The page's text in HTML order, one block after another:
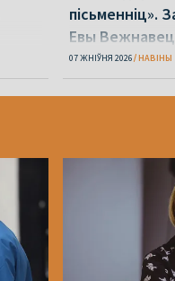
пісьменніц».
Евы Вежнавец
07 ЖНІЎНЯ 2026 НАВІНЫ